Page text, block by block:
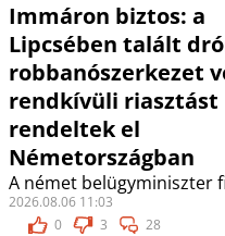
Immáron biztos: a
Lipcsében talált
robbanószerkezet
rendkívüli riasztást
rendeltek el
Németországban
A német belügyminiszter
2026.08.06 11:03
0
3 28